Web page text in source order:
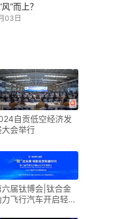
”而上？
03日
自贡低空经济发
大会举行
六届钛博会|钛合金
力飞行汽车开启轻量